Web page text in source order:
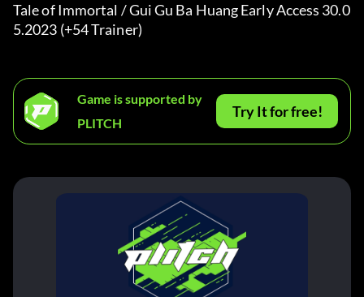
Tale of Immortal / Gui Gu Ba Huang Early Access 30.0
5.2023 (+54 Trainer)
Game is supported by
PLITCH
Try It for free!